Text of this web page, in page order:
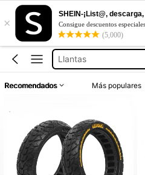
×
SHEIN-¡List@,
Consigue descuentos
(5,000)
Cajón Para
Scooter Eléctrico
Llantas
Scooter Eléctrico
Recomendados Más populares